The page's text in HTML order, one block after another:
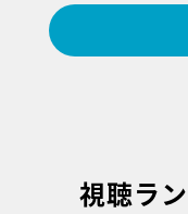
視聴ラ